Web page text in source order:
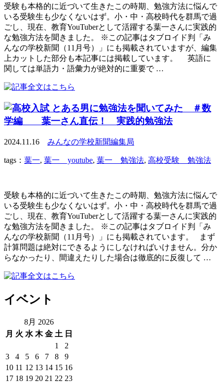
受験も本格的に近づいて生きたこの時期、勉強方法に悩んで
いる受験生も少なくないはず。小・中・高校時代を群馬で過
ごし、現在、教育YouTuberとして活躍する葉一さんに実践的
な勉強方法を聞きました。 ※この記事はタブロイド判「み
んなの学校新聞（11月号）」にも掲載されていますが、編集
上カットした部分も本記事には掲載しています。 英語に
関しては単語力・語彙力が絶対的に重要で …
とある男に勉強法を聞いてみた ＃数
学編 葉一さん直伝！ 実践的勉強法
2024.11.16 みんなの学校新聞編集局
tags： 葉一, 葉一 youtube, 葉一 勉強法, 高校受験 勉強法
受験も本格的に近づいて生きたこの時期、勉強方法に悩んで
いる受験生も少なくないはず。小・中・高校時代を群馬で過
ごし、現在、教育YouTuberとして活躍する葉一さんに実践的
な勉強方法を聞きました。 ※この記事はタブロイド判「み
んなの学校新聞（11月号）」にも掲載されています。 まず
計算問題は絶対にできるようにしなければいけません。分か
らなかったり、間違えたりした場合は徹底的に反復して …
イベント
8月 2026
月 火 水 木 金 土 日
1
2
3
4 5 6 7 8
9
10 11 12 13 14 15 16
17 18 19 20 21 22 23